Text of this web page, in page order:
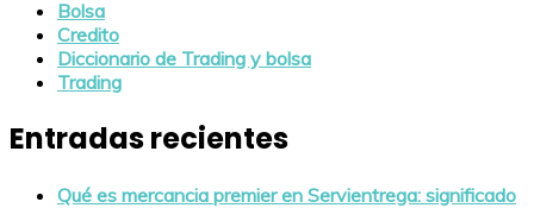
Bolsa
Credito
Diccionario de Trading y bolsa
Trading
Entradas recientes
Qué es mercancia premier en Servientrega: significado